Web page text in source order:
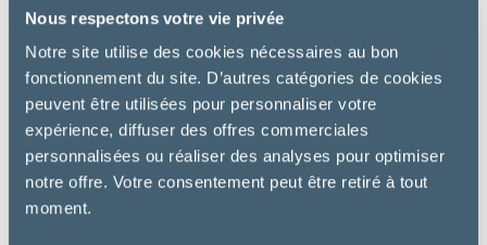
Nous respectons votre vie privée
Notre site utilise des cookies nécessaires au bon
fonctionnement du site. D’autres catégories de cookies
peuvent être utilisées pour personnaliser votre
expérience, diffuser des offres commerciales
personnalisées ou réaliser des analyses pour optimiser
notre offre. Votre consentement peut être retiré à tout
moment.
Prozym RF2 Sticks sont des sticks à mâcher pour
l’hygiène bucco-dentaire des chiens
Bénéfices :
Consistance unique et forme ergonomique pour